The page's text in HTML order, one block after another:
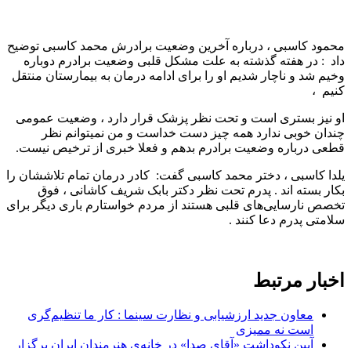
محمود کاسبی ، درباره آخرین وضعیت برادرش محمد کاسبی توضیح
داد : در هفته گذشته به علت مشکل قلبی وضعیت برادرم دوباره
وخیم شد و ناچار شدیم او را برای ادامه درمان به بیمارستان منتقل
کنیم ،
او نیز بستری است و تحت نظر پزشک قرار دارد ، وضعیت عمومی
چندان خوبی ندارد همه چیز دست خداست و من نمیتوانم نظر
قطعی درباره وضعیت برادرم بدهم و فعلا خبری از ترخیص نیست.
یلدا کاسبی ، دختر محمد کاسبی گفت: کادر درمان تمام تلاششان را
بکار بسته اند . پدرم تحت نظر دکتر بابک شریف کاشانی ، فوق
تخصص نارسایی‌های قلبی هستند از مردم خواستارم باری دیگر برای
سلامتی پدرم دعا کنند .
اخبار مرتبط
معاون جدید ارزشیابی و نظارت سینما : کار ما تنظیم‌گری
است نه ممیزی
آیین نکوداشت «آقای صدا» در خانه‌ی هنرمندان ایران برگزار